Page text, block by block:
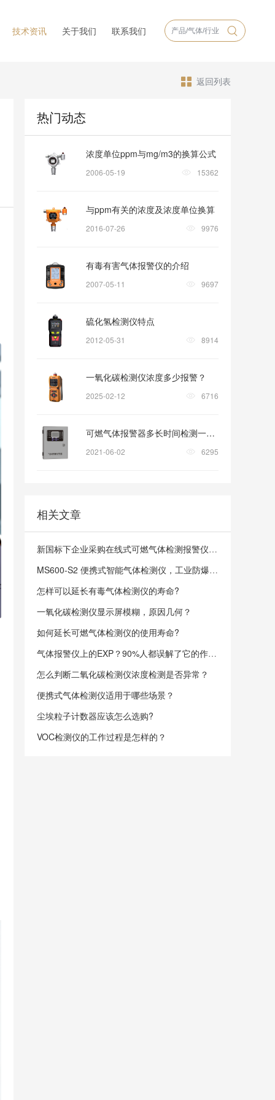
技术资讯 关于我们 联系我们
返回列表
热门动态
浓度单位ppm与mg/m3的换算公式
2006-05-19 15362
与ppm有关的浓度及浓度单位换算
2016-07-26 9976
有毒有害气体报警仪的介绍
2007-05-11 9697
硫化氢检测仪特点
2012-05-31 8914
一氧化碳检测仪浓度多少报警？
2025-02-12 6716
可燃气体报警器多长时间检测一次?
2021-06-02 6295
相关文章
新国标下企业采购在线式可燃气体检测报警仪需要关注哪些要点
MS600-S2 便携式智能气体检测仪，工业防爆多气体检测仪
怎样可以延长有毒气体检测仪的寿命?
一氧化碳检测仪显示屏模糊，原因几何？
如何延长可燃气体检测仪的使用寿命?
气体报警仪上的EXP？90%人都误解了它的作用？
怎么判断二氧化碳检测仪浓度检测是否异常？
便携式气体检测仪适用于哪些场景？
尘埃粒子计数器应该怎么选购?
VOC检测仪的工作过程是怎样的？